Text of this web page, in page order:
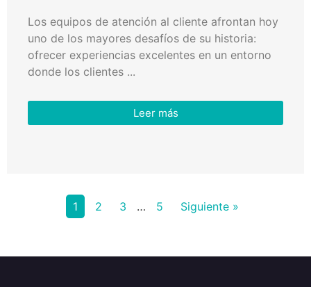
Los equipos de atención al cliente afrontan hoy
uno de los mayores desafíos de su historia:
ofrecer experiencias excelentes en un entorno
donde los clientes ...
Leer más
1 2 3 … 5 Siguiente »